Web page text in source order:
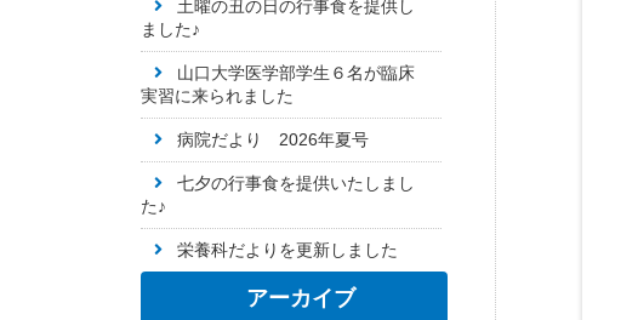
土曜の丑の日の行事食を提供し
ました♪
山口大学医学部学生６名が臨床
実習に来られました
病院だより 2026年夏号
七夕の行事食を提供いたしまし
た♪
栄養科だよりを更新しました
アーカイブ